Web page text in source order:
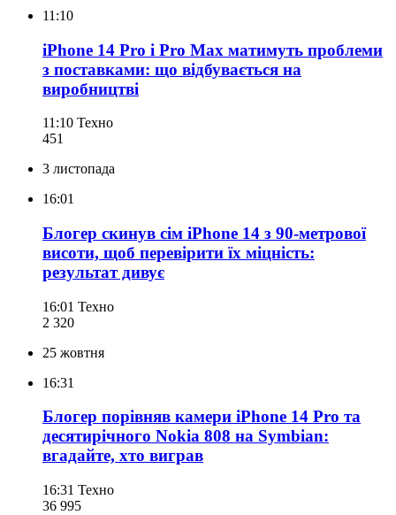
11:10
iPhone 14 Pro і Pro Max матимуть проблеми
з поставками: що відбувається на
виробництві
11:10 Техно
451
3 листопада
16:01
Блогер скинув сім iPhone 14 з 90-метрової
висоти, щоб перевірити їх міцність:
результат дивує
16:01 Техно
2 320
25 жовтня
16:31
Блогер порівняв камери iPhone 14 Pro та
десятирічного Nokia 808 на Symbian:
вгадайте, хто виграв
16:31 Техно
36 995